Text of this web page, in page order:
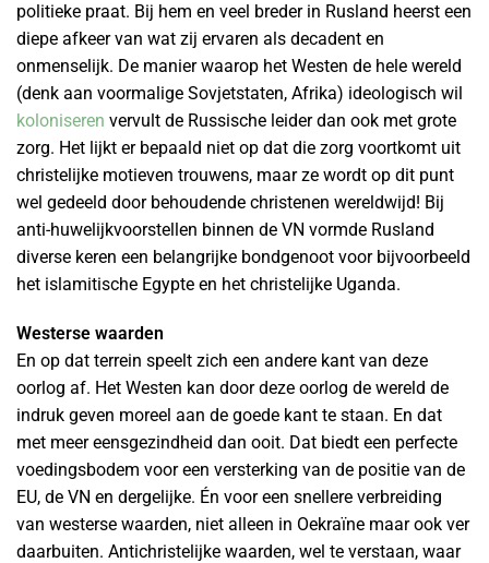
politieke praat. Bij hem en veel breder in Rusland heerst een
diepe afkeer van wat zij ervaren als decadent en
onmenselijk. De manier waarop het Westen de hele wereld
(denk aan voormalige Sovjetstaten, Afrika) ideologisch wil
koloniseren vervult de Russische leider dan ook met grote
zorg. Het lijkt er bepaald niet op dat die zorg voortkomt uit
christelijke motieven trouwens, maar ze wordt op dit punt
wel gedeeld door behoudende christenen wereldwijd! Bij
anti-huwelijkvoorstellen binnen de VN vormde Rusland
diverse keren een belangrijke bondgenoot voor bijvoorbeeld
het islamitische Egypte en het christelijke Uganda.
Westerse waarden
En op dat terrein speelt zich een andere kant van deze
oorlog af. Het Westen kan door deze oorlog de wereld de
indruk geven moreel aan de goede kant te staan. En dat
met meer eensgezindheid dan ooit. Dat biedt een perfecte
voedingsbodem voor een versterking van de positie van de
EU, de VN en dergelijke. Én voor een snellere verbreiding
van westerse waarden, niet alleen in Oekraïne maar ook ver
daarbuiten. Antichristelijke waarden, wel te verstaan, waar